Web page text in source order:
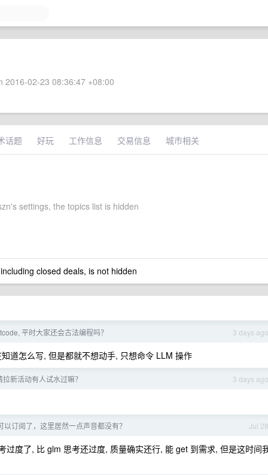
2016-02-23 08:36:47 +08:00
话题 好玩 工作信息 交易信息 城市相关
settings, the topics list is hidden
closed deals, is not hidden
3 days ago
平时大家还会古法编程吗？
道怎么写, 但是都就不想动手, 只想命令 LLM 操作
3 days ago
新活动有人试水过嘛？
Jul 28
以订阅了，这里居然一点声音都没有？
度了, 比 glm 思考还过度, 质量确实还行, 能 get 到需求, 但是这时间